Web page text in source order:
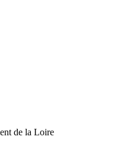
de la Loire